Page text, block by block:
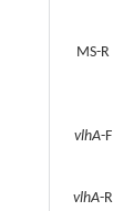
MS-R
vlhA-F
vlhA-R